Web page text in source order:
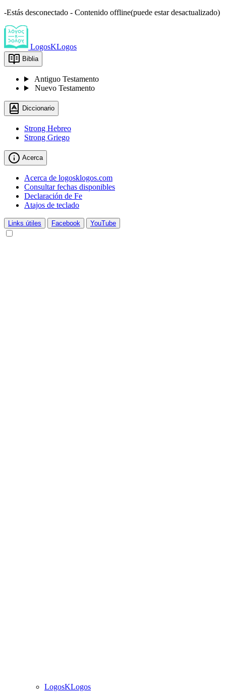
-Estás desconectado - Contenido offline(puede estar desactualizado)
LogosKLogos
Biblia
Antiguo Testamento
Nuevo Testamento
Diccionario
Strong Hebreo
Strong Griego
Acerca
Acerca de logosklogos.com
Consultar fechas disponibles
Declaración de Fe
Atajos de teclado
Links útiles Facebook YouTube
LogosKLogos